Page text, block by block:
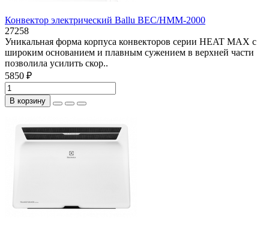
Конвектор электрический Ballu BEC/HMM-2000
27258
Уникальная форма корпуса конвекторов серии HEAT MAX с
широким основанием и плавным сужением в верхней части
позволила усилить скор..
5850 ₽
В корзину